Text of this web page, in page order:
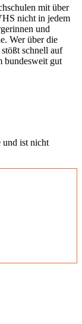
mit über
nicht in jedem
und
Wer über die
schnell auf
bundesweit gut
und ist nicht